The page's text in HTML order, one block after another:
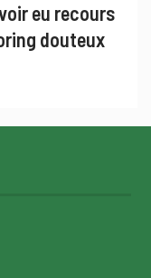
eu recours
douteux